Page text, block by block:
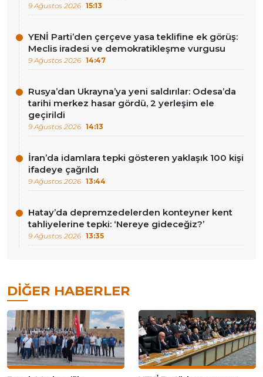
9 Ağustos 2026 15:13
YENİ Parti’den çerçeve yasa teklifine ek görüş:
Meclis iradesi ve demokratikleşme vurgusu
9 Ağustos 2026 14:47
Rusya’dan Ukrayna’ya yeni saldırılar: Odesa’da
tarihi merkez hasar gördü, 2 yerleşim ele
geçirildi
9 Ağustos 2026 14:13
İran’da idamlara tepki gösteren yaklaşık 100 kişi
ifadeye çağrıldı
9 Ağustos 2026 13:44
Hatay’da depremzedelerden konteyner kent
tahliyelerine tepki: ‘Nereye gideceğiz?’
9 Ağustos 2026 13:35
DIĞER HABERLER